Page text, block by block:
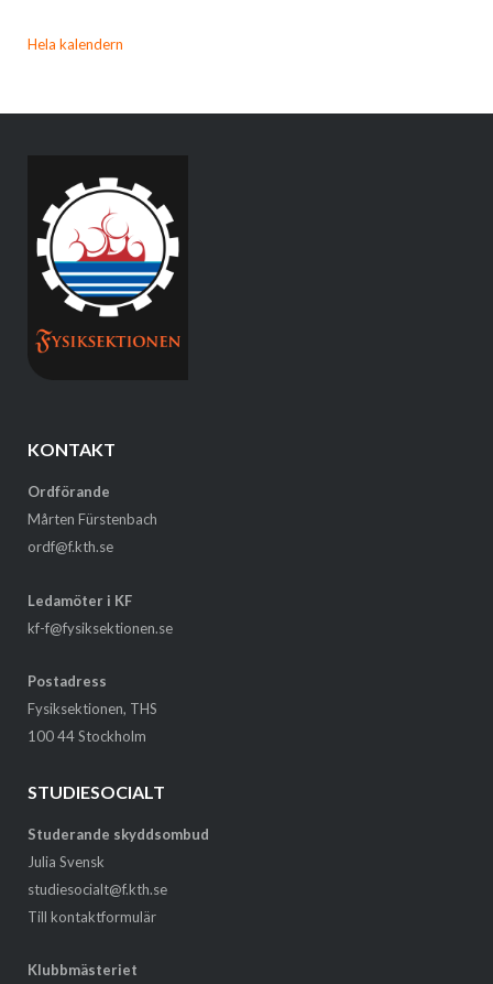
Hela kalendern
KONTAKT
Ordförande
Mårten Fürstenbach
ordf@f.kth.se
Ledamöter i KF
kf-f@fysiksektionen.se
Postadress
Fysiksektionen, THS
100 44 Stockholm
STUDIESOCIALT
Studerande skyddsombud
Julia Svensk
studiesocialt@f.kth.se
Till kontaktformulär
Klubbmästeriet